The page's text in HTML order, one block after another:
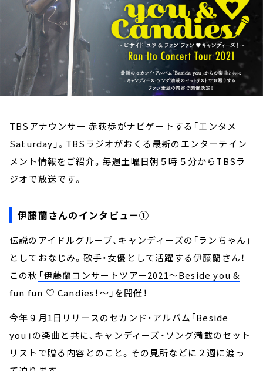
TBSアナウンサー 赤荻歩がナビゲートする「エンタメ
Saturday」。TBSラジオがおくる最新のエンターテイン
メント情報をご紹介。毎週土曜日朝５時５分からTBSラ
ジオで放送です。
伊藤蘭さんのインタビュー①
伝説のアイドルグループ、キャンディーズの「ランちゃん」
としておなじみ。歌手・女優として活躍する伊藤蘭さん！
この秋 「伊藤蘭コンサートツアー2021～Beside you &
fun fun ♡ Candies！～」を開催！
今年９月1日リリースのセカンド・アルバム「Beside
you」の楽曲と共に、キャンディーズ・ソング満載のセット
リストで贈る内容とのこと。その見所などに２週に渡っ